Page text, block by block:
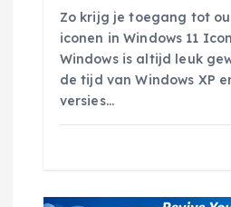
Zo krijg je toegang tot
iconen in Windows 11
Windows is altijd leuk
de tijd van Windows XP
versies…